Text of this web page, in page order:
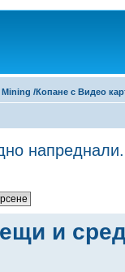
Mining /Копане с Видео
напреднали.
и